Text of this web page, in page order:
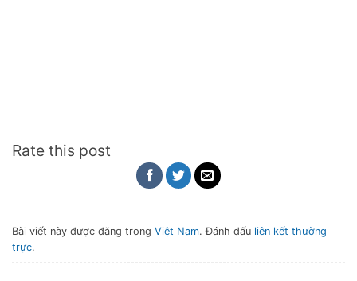
Rate this post
Bài viết này được đăng trong Việt Nam. Đánh dấu liên kết thường
trực.